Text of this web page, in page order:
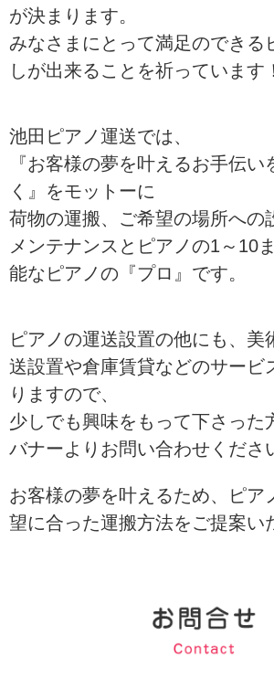
が決まります。
みなさまにとって満足のできる
しが出来ることを祈っています！
池田ピアノ運送では、
『お客様の夢を叶えるお手伝
く』をモットーに
荷物の運搬、ご希望の場所への
メンテナンスとピアノの1～10
能なピアノの『プロ』です。
ピアノの運送設置の他にも、美
送設置や倉庫賃貸などのサービ
りますので、
少しでも興味をもって下さった
バナーよりお問い合わせくださ
お客様の夢を叶えるため、ピア
望に合った運搬方法をご提案い